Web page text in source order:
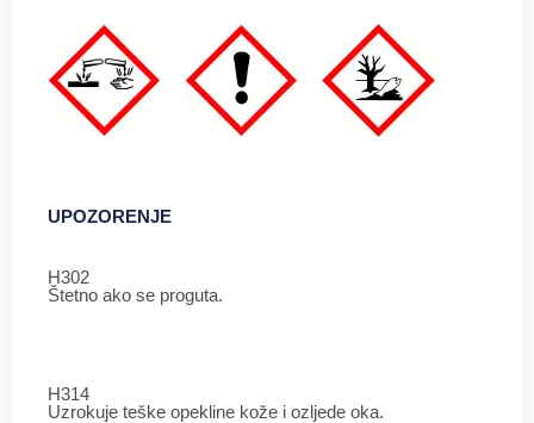
UPOZORENJE
H302
Štetno ako se proguta.
H314
Uzrokuje teške opekline kože i ozljede oka.